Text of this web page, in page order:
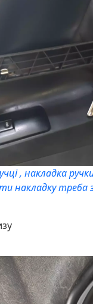
, накладка
накладку треба